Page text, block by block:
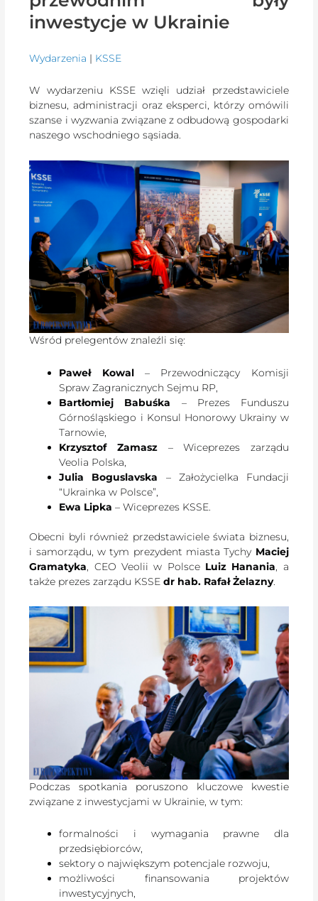
inwestycje w Ukrainie
Wydarzenia | KSSE
W wydarzeniu KSSE wzięli udział przedstawiciele
biznesu, administracji oraz eksperci, którzy omówili
szanse i wyzwania związane z odbudową gospodarki
naszego wschodniego sąsiada.
Wśród prelegentów znaleźli się:
Paweł Kowal– Przewodniczący Komisji
Spraw Zagranicznych Sejmu RP,
Bartłomiej Babuśka – Prezes Funduszu
Górnośląskiego i Konsul Honorowy Ukrainy w
Tarnowie,
Krzysztof Zamasz– Wiceprezes zarządu
Veolia Polska,
Julia Boguslavska – Założycielka Fundacji
“Ukrainka w Polsce”,
Ewa Lipka – Wiceprezes KSSE.
Obecni byli również przedstawiciele świata biznesu,
i samorządu, w tym prezydent miasta Tychy Maciej
Gramatyka , CEO Veolii w Polsce Luiz Hanania , a
także prezes zarządu KSSEdr hab. Rafał Żelazny.
Podczas spotkania poruszono kluczowe kwestie
związane z inwestycjami w Ukrainie, w tym:
formalności i wymagania prawne dla
przedsiębiorców,
sektory o największym potencjale rozwoju,
możliwości finansowania projektów
inwestycyjnych,